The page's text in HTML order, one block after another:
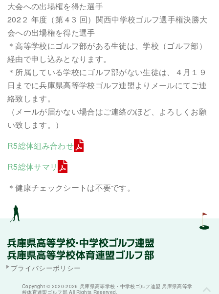
大会への出場権を得た選手
202２ 年度（第 4３ 回）関西中学校ゴルフ選手権決勝大
会への出場権を得た選手
＊高等学校にゴルフ部がある生徒は、学校（ゴルフ部）
経由で申し込みとなります。
＊所属している学校にゴルフ部がない生徒は、４月１９
日までに兵庫県高等学校ゴルフ連盟よりメールにてご連
絡致します。
（メールが届かない場合はご連絡のほど、よろしくお願
い致します。）
R5総体組み合わせ
R5総体サマリ
＊健康チェックシートは不要です。
プライバシーポリシー
Copyright © 2020-2026 兵庫県高等学校・中学校ゴルフ連盟 兵庫県高等学
校体育連盟ゴルフ部 All Rights Reserved.